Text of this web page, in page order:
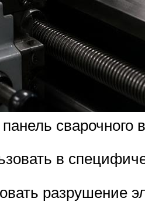
в
разрушение